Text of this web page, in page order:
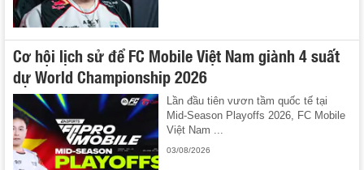
Cơ hội lịch sử để FC Mobile Việt Nam giành 4 suất
dự World Championship 2026
Lần đầu tiên vươn tầm quốc tế tại
Mid-Season Playoffs 2026, FC Mobile
Việt Nam ...
03/08/2026